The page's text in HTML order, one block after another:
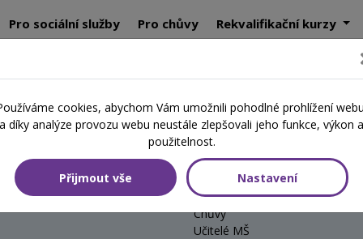
Pro sociální služby Pro chůvy Rekvalifikační kurzy
stabilita pedagoga (webinář)
(webinář)
Cílová skupina
Chůvy
Učitelé MŠ
cookies, abychom Vám umožnili pohodlné prohlížení
a díky analýze provozu webu neustále zlepšovali jeho funkce, výkon a
použitelnost.
Přijmout vše Nastavení